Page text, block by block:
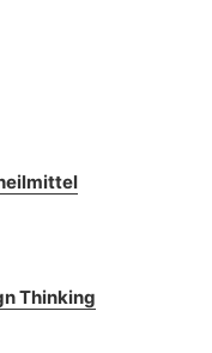
Thinking